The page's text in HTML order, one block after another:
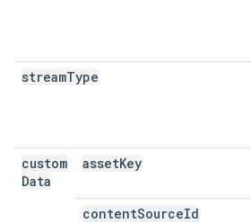
streamType
custom
Data
assetKey
contentSourceId